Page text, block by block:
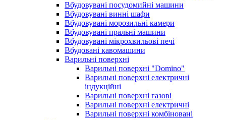
Вбудовувані посудомийні машини
Вбудовувані винні шафи
Вбудовувані морозильні камери
Вбудовувані пральні машини
Вбудовувані мікрохвильові печі
Вбудовані кавомашини
Варильні поверхні
Варильні поверхні "Domino"
Варильні поверхні електричні
індукційні
Варильні поверхні газові
Варильні поверхні електричні
Варильні поверхні комбіновані